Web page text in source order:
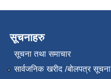
सूचनाहरु
सूचना तथा समाचार
सार्वजनिक खरीद /बोलपत्र सूचना